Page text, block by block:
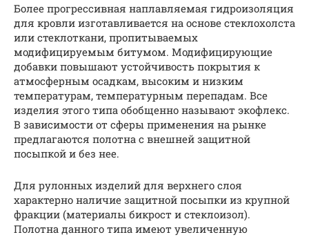
Более прогрессивная наплавляемая гидроизоляция
для кровли изготавливается на основе стеклохолста
или стеклоткани, пропитываемых
модифицируемым битумом. Модифицирующие
добавки повышают устойчивость покрытия к
атмосферным осадкам, высоким и низким
температурам, температурным перепадам. Все
изделия этого типа обобщенно называют экофлекс.
В зависимости от сферы применения на рынке
предлагаются полотна с внешней защитной
посыпкой и без нее.
Для рулонных изделий для верхнего слоя
характерно наличие защитной посыпки из крупной
фракции (материалы бикрост и стеклоизол).
Полотна данного типа имеют увеличенную